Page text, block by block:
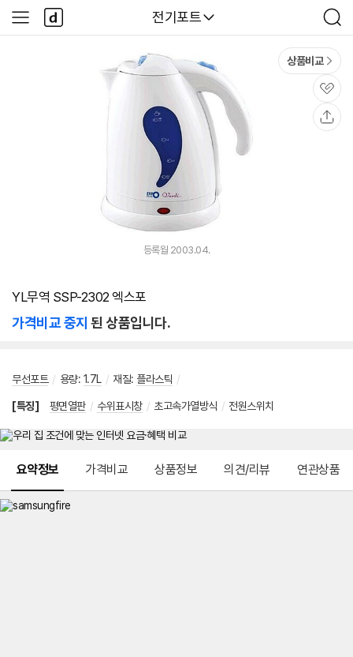
다나와
전기포트
검
색
사
이
다
나
와
상품비교
관
심
등록월 2003.04.
YL무역 SSP-2302 엑스포
가격비교 중지 된 상품입니다.
무선포트 / 용량: 1.7L / 재질: 플라스틱 /
[특징] 평면열판 / 수위표시창 / 초고속가열방식 / 전원스위치
요약정보 가격비교 상품정보 의견/리뷰 연관상품